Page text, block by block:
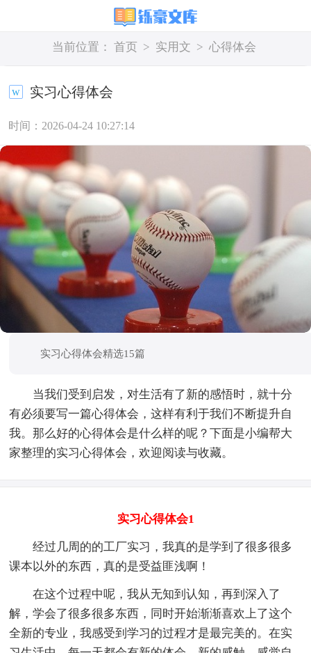
当前位置： 首页 > 实用文 > 心得体会
实习心得体会
时间：2026-04-24 10:27:14
实习心得体会精选15篇
当我们受到启发，对生活有了新的感悟时，就十分
有必须要写一篇心得体会，这样有利于我们不断提升自
我。那么好的心得体会是什么样的呢？下面是小编帮大
家整理的实习心得体会，欢迎阅读与收藏。
实习心得体会1
经过几周的的工厂实习，我真的是学到了很多很多
课本以外的东西，真的是受益匪浅啊！
在这个过程中呢，我从无知到认知，再到深入了
解，学会了很多很多东西，同时开始渐渐喜欢上了这个
全新的专业，我感受到学习的过程才是最完美的。在实